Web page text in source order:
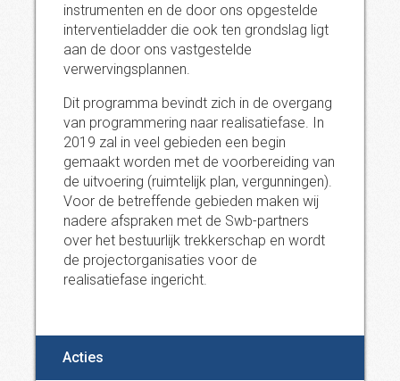
instrumenten en de door ons opgestelde
interventieladder die ook ten grondslag ligt
aan de door ons vastgestelde
verwervingsplannen.
Dit programma bevindt zich in de overgang
van programmering naar realisatiefase. In
2019 zal in veel gebieden een begin
gemaakt worden met de voorbereiding van
de uitvoering (ruimtelijk plan, vergunningen).
Voor de betreffende gebieden maken wij
nadere afspraken met de Swb-partners
over het bestuurlijk trekkerschap en wordt
de projectorganisaties voor de
realisatiefase ingericht.
Acties